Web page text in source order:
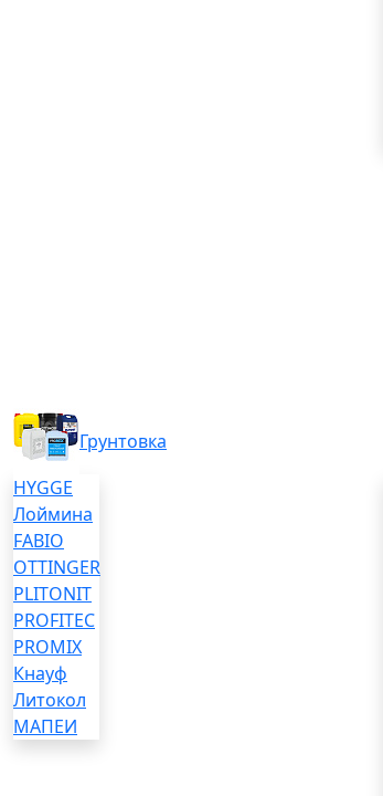
Грунтовка
HYGGE
Лоймина
FABIO
OTTINGER
PLITONIT
PROFITEC
PROMIX
Кнауф
Литокол
МАПЕИ